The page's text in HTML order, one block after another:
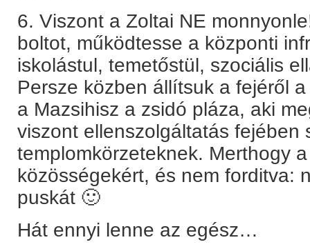
6. Viszont a Zoltai NE
boltot, működtesse a központi
iskolástul, temetőstül, szociális
Persze közben állítsuk a fejéről
a Mazsihisz a zsidó pláza, aki
viszont ellenszolgáltatás fejében
templomkörzeteknek. Merthogy
közösségekért, és nem forditva:
puskát 🙂
Hát ennyi lenne az egész…